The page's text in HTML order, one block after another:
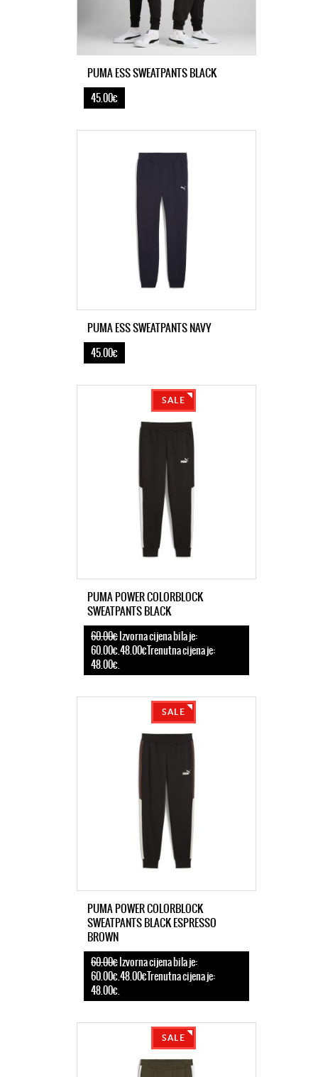
PUMA ESS SWEATPANTS BLACK
45.00€
PUMA ESS SWEATPANTS NAVY
45.00€
SALE
PUMA POWER COLORBLOCK
SWEATPANTS BLACK
60.00€Izvorna cijena bila je:
60.00€.48.00€Trenutna cijena je:
48.00€.
SALE
PUMA POWER COLORBLOCK
SWEATPANTS BLACK ESPRESSO
BROWN
60.00€Izvorna cijena bila je:
60.00€.48.00€Trenutna cijena je:
48.00€.
SALE